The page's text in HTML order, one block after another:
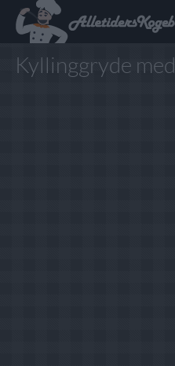
Kyllinggryde